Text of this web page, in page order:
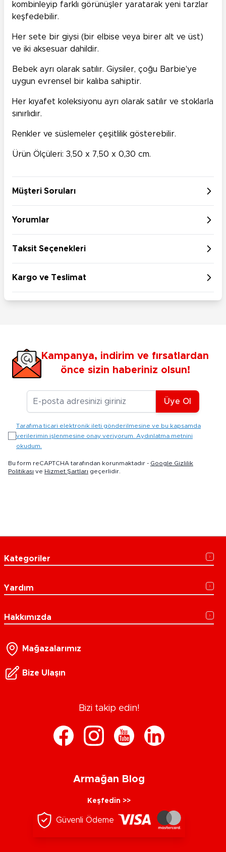
kombinleyip farklı görünüşler yaratarak yeni tarzlar
keşfedebilir.
Her sete bir giysi (bir elbise veya birer alt ve üst)
ve iki aksesuar dahildir.
Bebek ayrı olarak satılır. Giysiler, çoğu Barbie'ye
uygun evrensel bir kalıba sahiptir.
Her kıyafet koleksiyonu ayrı olarak satılır ve stoklarla
sınırlıdır.
Renkler ve süslemeler çeşitlilik gösterebilir.
Ürün Ölçüleri: 3,50 x 7,50 x 0,30 cm.
Müşteri Soruları
Yorumlar
Taksit Seçenekleri
Kargo ve Teslimat
Kampanya, indirim ve fırsatlardan
önce sizin haberiniz olsun!
E-posta Adresiniz
Üye Ol
Tarafıma ticari elektronik ileti gönderilmesine ve bu kapsamda
verilerimin işlenmesine onay veriyorum. Aydınlatma metnini
okudum.
Bu form reCAPTCHA tarafından korunmaktadır - Google Gizlilik
Politikası ve Hizmet Şartları geçerlidir.
Kategoriler
Yardım
Hakkımızda
Mağazalarımız
Bize Ulaşın
Bizi takip edin!
Armağan Blog
Keşfedin >>
Güvenli Ödeme